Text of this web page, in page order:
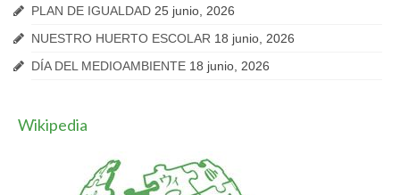
PLAN DE IGUALDAD 25 junio, 2026
NUESTRO HUERTO ESCOLAR 18 junio, 2026
DÍA DEL MEDIOAMBIENTE 18 junio, 2026
Wikipedia